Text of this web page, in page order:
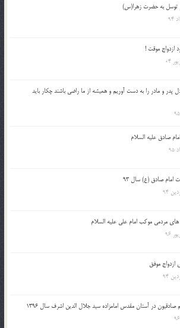
توسل به حضرت زهرا(س)
ازدواج موقت !
پدر و مادر را به دست آوريم و هميشه از ما راضي باشند چكار بايد
صادق علیه السلام
امام صادق (ع) سال 93
مردمی موکب امام علی علیه السلام
صادقیون در آستان مقدس امامزاده سید جلال الدین اشرف سال 1396